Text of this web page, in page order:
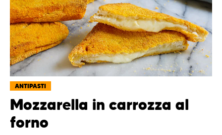
ANTIPASTI
Mozzarella in carrozza al
forno